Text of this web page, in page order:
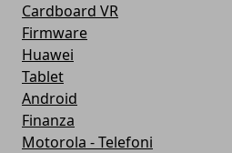
Cardboard VR
Firmware
Huawei
Tablet
Android
Finanza
Motorola - Telefoni